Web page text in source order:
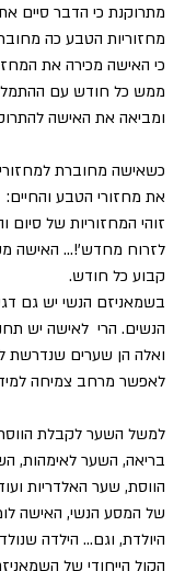
מתרוקנת כי הדבר סיים
מחזוריות הטבע כה
כי האישה מכירה את
ממש כל חודש עם
ומביאה את האישה
כשאישה מחוברת
את מחזורי הטבע והחיים:
זוהי המחזוריות של סיום
לזרוח מחדש'!... האישה
קבוע כל חודש.
בשמאניזם הנשי יש גם
הנשים. הרי  לאישה יש
ואלה הן שערים שנדרשת
לאפשר מרחב צמיחה למידה
למשל השער לקבלת
בריאה, השער לאימהות,
הווסת, שער האלדריות
של המסע הנשי, האישה
היולדת, וגם... הילדה
הקול הייחודי של